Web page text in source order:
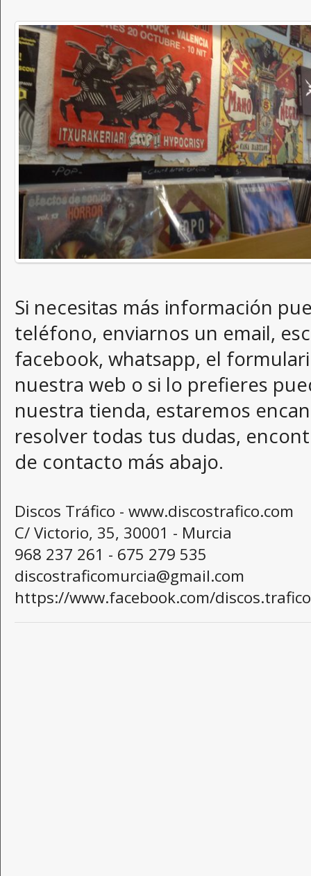
Si necesitas más información
teléfono, enviarnos un email,
facebook, whatsapp, el
nuestra web o si lo prefieres
nuestra tienda, estaremos
resolver todas tus dudas,
de contacto más abajo.
Discos Tráfico - www.discostrafico.com
C/ Victorio, 35, 30001 - Murcia
968 237 261 - 675 279 535
discostraficomurcia@gmail.com
https://www.facebook.com/discos.trafico